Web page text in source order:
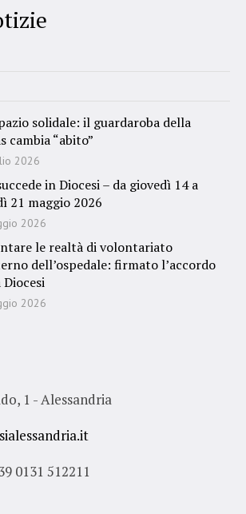
solidale: il guardaroba della
cambia “abito”
2026
in Diocesi – da giovedì 14 a
21 maggio 2026
2026
le realtà di volontariato
dell’ospedale: firmato l’accordo
2026
1 - Alessandria
0131 512211